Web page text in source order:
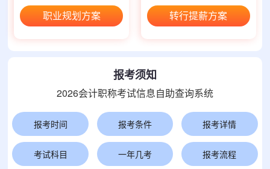
职业规划方案 转行提薪方案
报考须知
2026会计职称考试信息自助查询系统
报考时间 报考条件 报考详情
考试科目 一年几考 报考流程